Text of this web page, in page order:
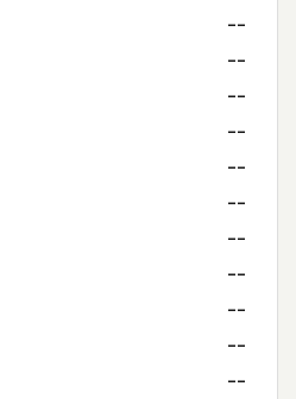
--
--
--
--
--
--
--
--
--
--
--